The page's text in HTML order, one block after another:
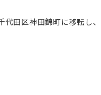
ンステストまでトータルサポート
ークソリューション
田区神田錦町に移転し